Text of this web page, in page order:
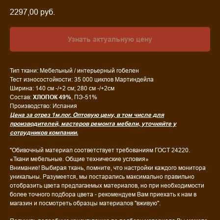
2297,00 руб.
Узнать актуальную цену
Тип ткани: Мебельный / интерьерный гобелен
Тест износостойкости: 35 000 циклов Мартиндейла
Ширина: 140 см -/+2 см; 280 см -/+2см
Состав: ХЛОПОК 49%, ПЭ-51%
Производство: Испания
Цена за отрез 1м.пог. Оптовую цену, в том числе для
производителей, мастеров ремонта мебели, уточняйте у
сотрудников компании.
"Обивочный материал соответствует требованиям ГОСТ 24220.
«Ткани мебельные. Общие технические условия»
Внимание! Выбирая ткань, помните, что настройки каждого монитора
уникальны. Разумеется, мы постарались максимально правильно
отобразить цвета предлагаемых материалов, но при необходимости
более точного подбора цвета - рекомендуем Вам приехать к нам в
магазин и посмотреть образцы материалов "вживую".